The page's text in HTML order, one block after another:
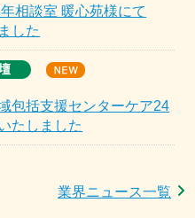
相談室 暖心苑様にて
した
包括支援センターケア24
たしました
業界ニュース一覧